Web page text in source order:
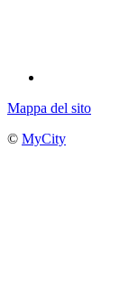
Mappa del sito
© MyCity